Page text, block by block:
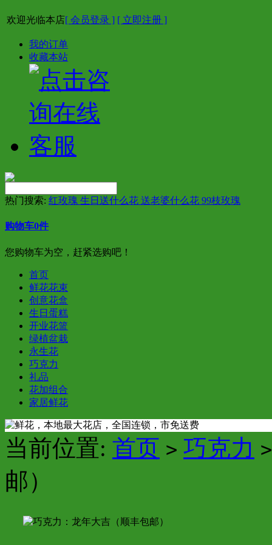
欢迎光临本店[ 会员登录 ] [ 立即注册 ]
我的订单
收藏本站
热门搜索: 红玫瑰 生日送什么花 送老婆什么花 99枝玫瑰
购物车0件
您购物车为空，赶紧选购吧！
首页
鲜花花束
创意花盒
生日蛋糕
开业花篮
绿植盆栽
永生花
巧克力
礼品
花加组合
家居鲜花
当前位置: 首页 > 巧克力 >
邮）